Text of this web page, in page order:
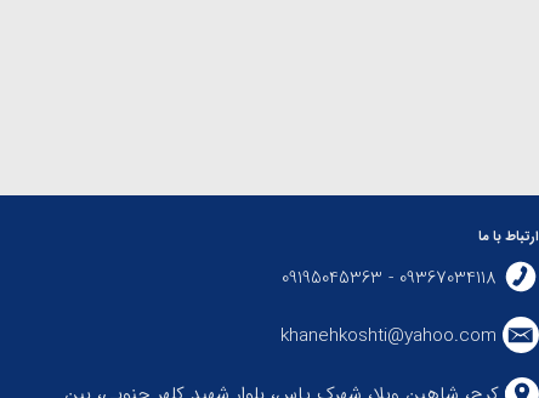
ارتباط با ما
09367034118 - 09195045363
khanehkoshti@yahoo.com